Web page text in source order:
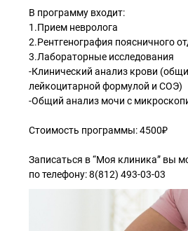
В программу входит:
1.Прием невролога
2.Рентгенография поясничного
3.Лабораторные исследования
-Клинический анализ крови
лейкоцитарной формулой и СОЭ)
-Общий анализ мочи с
Стоимость программы: 4500₽
Записаться в “Моя клиника” вы
по телефону: 8(812) 493-03-03